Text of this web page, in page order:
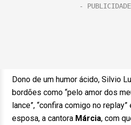
Dono de um humor ácido, Silvio
bordões como “pelo amor dos
lance”, “confira comigo no
esposa, a cantora Márcia, com